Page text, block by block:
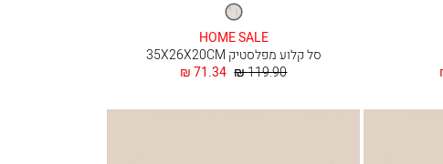
לבן
HOME SALE
סל קלוע מפלסטיק 35X26X20CM
החל
71.34 ₪ מחיר
119.90 ₪